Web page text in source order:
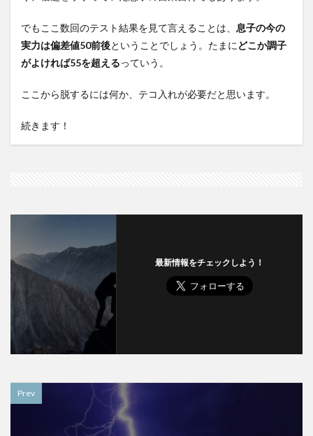
でもここ数回のテスト結果を見て言えることは、 息子の今の
実力は偏差値50前後ということでしょう。たまに どこか調子
がよければ55を超えるっていう。
ここから脱するには何か、テコ入れが必要だと思います。
続きます！
最新情報をチェックしよう！
Prev